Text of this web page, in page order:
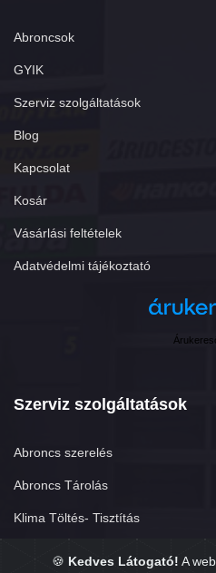
🍪 Kedves Látogató! A
Abroncsok
GYIK
Szerviz szolgáltatások
Blog
Kapcsolat
Kosár
Vásárlási feltételek
Adatvédelmi tájékoztató
Szerviz szolgáltatások
Abroncs szerelés
Abroncs Tárolás
Klima Töltés- Tisztítás